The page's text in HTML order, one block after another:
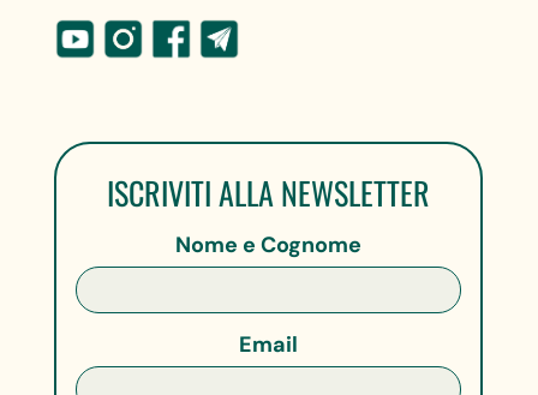
ISCRIVITI ALLA NEWSLETTER
Nome e Cognome
Email